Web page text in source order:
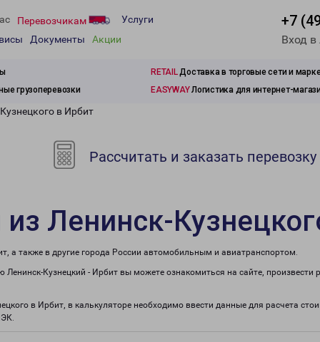
Перевозчикам
Услуги
Документы Акции
+7
Вход
RETAILДоставка в торговые сети и
грузоперевозки EASYWAYЛогистика для интернет-
в Ирбит
Рассчитать и заказать перевозку
из Ленинск-
а также в другие города России автомобильным и авиатранспортом.
Кузнецкий - Ирбит вы можете ознакомиться на сайте,
в Ирбит, в калькуляторе необходимо ввести данные для расчета